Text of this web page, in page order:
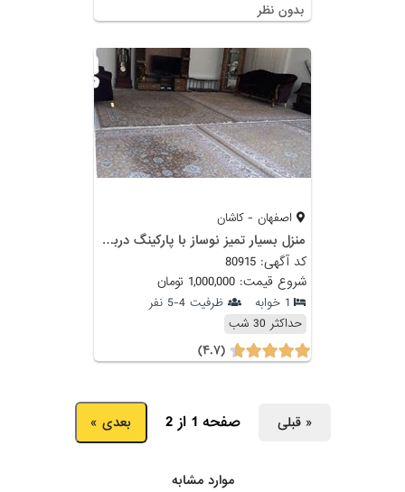
بدون نظر
اصفهان - کاشان
منزل بسیار تمیز نوساز با پارکینگ دربست همکف
کد آگهی: 80915
شروع قیمت: 1,000,000 تومان
1 خوابه
ظرفیت 4-5 نفر
حداکثر 30 شب
(۴.۷)
« قبلی صفحه 1 از 2 بعدی »
موارد مشابه